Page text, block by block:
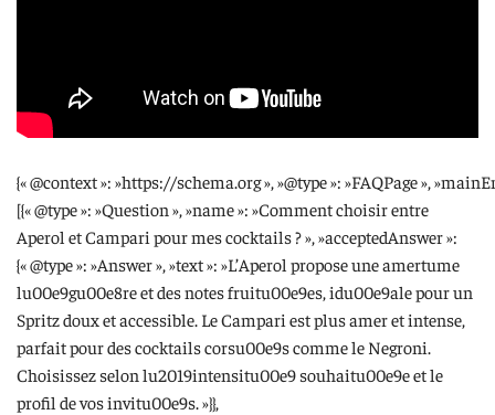
{« @context »: »https://schema.org », »@type »: »FAQPage »,
[{« @type »: »Question », »name »: »Comment choisir entre
Aperol et Campari pour mes cocktails ? », »acceptedAnswer »:
{« @type »: »Answer », »text »: »L’Aperol propose une amertume
lu00e9gu00e8re et des notes fruitu00e9es, idu00e9ale pour un
Spritz doux et accessible. Le Campari est plus amer et intense,
parfait pour des cocktails corsu00e9s comme le Negroni.
Choisissez selon lu2019intensitu00e9 souhaitu00e9e et le
profil de vos invitu00e9s. »}},